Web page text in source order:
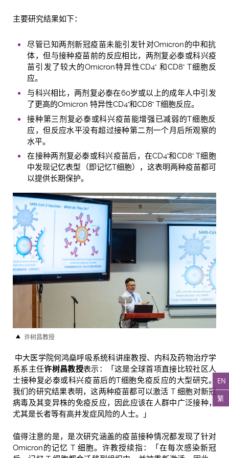
EN
繁
主要研究结果如下：
尽管已知两剂新冠疫苗未能引发针对Omicron的中和抗
体，但与接种疫苗前的反应相比，两剂复必泰或科兴疫
苗引发了较大的Omicron特异性CD4+ 和CD8+T细胞反
应。
与科兴相比，两剂复必泰在60岁或以上的成年人中引发
了更高的Omicron 特异性CD4+和CD8+ T细胞反应。
接种第三剂复必泰或科兴疫苗能增强已减弱的T细胞反
应，但反应水平没有超过接种第二剂一个月后所观察的
水平。
在接种两剂复必泰或科兴疫苗后，在CD4+和CD8+T细胞
中发现记忆表型（即记忆T细胞），这表明两种疫苗都可
以提供长期保护。
许树昌教授
中大医学院何鸿燊呼吸系统科讲座教授、内科及药物治疗学
系系主任许树昌教授表示：「这是全球首项直接比较社区人
士接种复必泰或科兴疫苗后的T细胞免疫反应的大型研究。
我们的研究结果表明，这两种疫苗都可以激活 T 细胞对新冠
病毒及其变异株的免疫反应，因此应该在人群中广泛接种，
尤其是长者等有高并发症风险的人士。」
值得注意的是，是次研究涵盖的疫苗接种情况都发现了针对
Omicron的记忆 T 细胞。许教授续指：「在每次感染新冠